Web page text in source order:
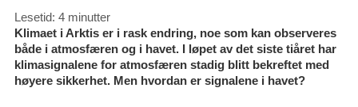
Lesetid: 4 minutter
Klimaet i Arktis er i rask endring, noe som kan observeres
både i atmosfæren og i havet. I løpet av det siste tiåret har
klimasignalene for atmosfæren stadig blitt bekreftet med
høyere sikkerhet. Men hvordan er signalene i havet?